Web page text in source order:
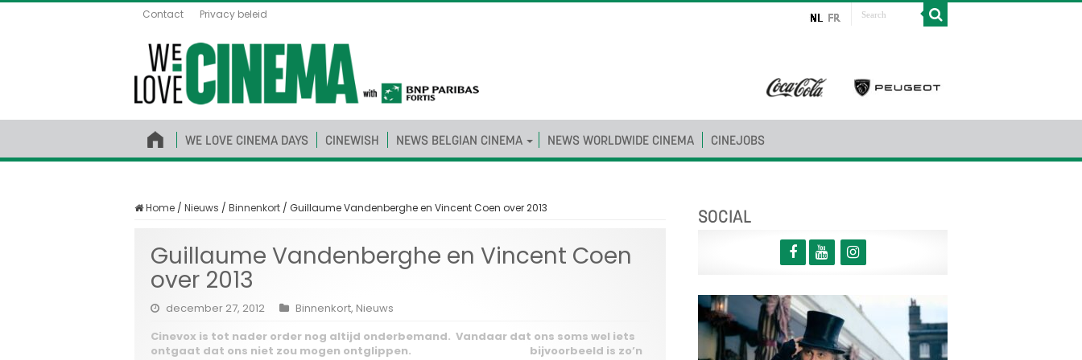
Contact Privacy beleid
WE LOVE CINEMA DAYS CINEWISH NEWS BELGIAN CINEMA NEWS WORLDWIDE CINEMA CINEJOBS
Home / Nieuws / Binnenkort / Guillaume Vandenberghe en Vincent Coen over 2013
Guillaume Vandenberghe en Vincent Coen
over 2013
december 27, 2012 Binnenkort, Nieuws
Cinevox is tot nader order nog altijd onderbemand. Vandaar dat ons soms wel iets
ontgaat dat ons niet zou mogen ontglippen.
bijvoorbeeld is zo’n
SOCIAL